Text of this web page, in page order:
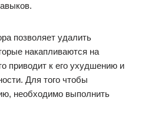
позволяет удалить
накапливаются на
приводит к его ухудшению и
Для того чтобы
необходимо выполнить